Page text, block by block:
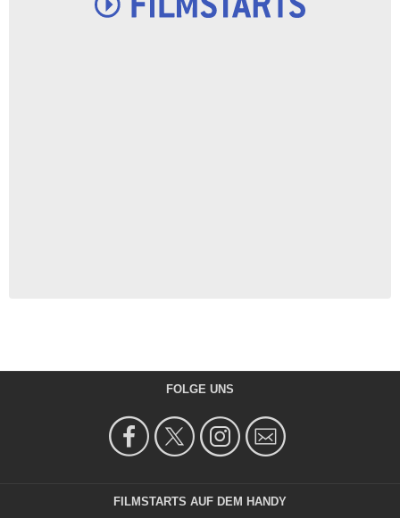
FOLGE UNS
FILMSTARTS AUF DEM HANDY